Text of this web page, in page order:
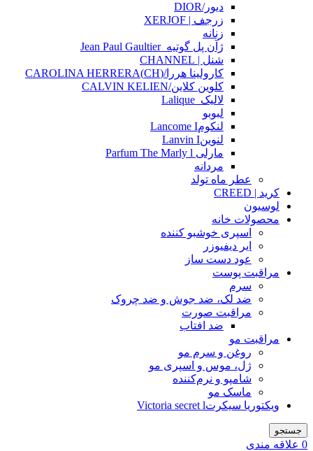
دیور/DIOR
زرجف | XERJOF
زنانه
ژآن پل گوتیه_Jean Paul Gaultier
شنل | CHANNEL
کارولینا هررا/(CH)CAROLINA HERRERA
کلوین کلاین/CALVIN KELIEN
لالیک_Lalique
لبوبو
لنکومLancome I
لنوینLanvin I
مارلی Parfum The Marly l
مردانه
عطر ماه تولد
کرید | CREED
لوسیون
محصولات خانه
اسپری خوشبو کننده
ایر دیفیوزر
عود دست ساز
مراقبت پوست
سرم
ضد لک، ضد جوش و ضد چروک
مراقبت صورت
ضد افتاب
مراقبت مو
روغن و سرم مو
ژل، موس و اسپری مو
شامپو و نرم‌کننده
ماسک مو
ویکتوریا سیکرتVictoria secret l
جستجو
0 علاقه مندی